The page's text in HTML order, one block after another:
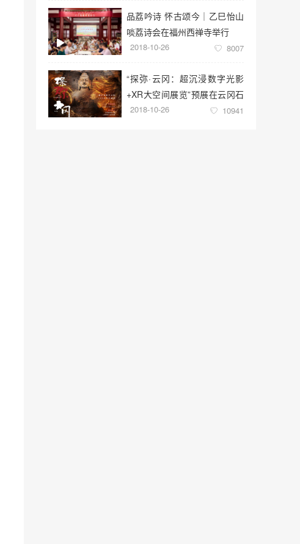
品荔吟诗 怀古颂今｜乙巳怡山
啖荔诗会在福州西禅寺举行
2018-10-26 8007
“探弥·云冈：超沉浸数字光影
+XR大空间展览”预展在云冈石
窟云冈美术馆启幕
2018-10-26 10941